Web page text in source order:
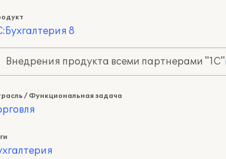
8
Внедрения продукта всеми партнерами "1С"
/ Функциональная задача